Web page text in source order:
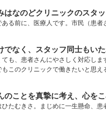
はなのどクリニックのスタ
る前に、医療人です。市民（患者
でなく、スタッフ同士もい
ても、患者さんにやさしく対応し
このクリニックで働きたいと思え
のことを真摯に考え、心をこ
ひたむきさ。まじめに一生懸命、